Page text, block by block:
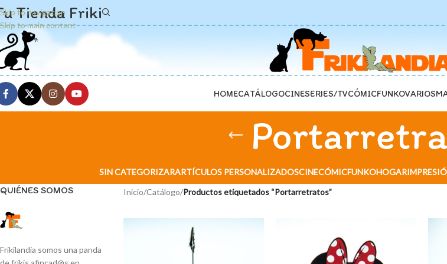
Skip to navigation
Skip to main content
Tienda Friki
HOMECATÁLOGOCINESERIES/TVCÓMICFUNKOVARIOS
SIN CATEGORIZARARTÍCULOS PERSONALIZADOSCINECÓMICFUNKOHOGAR
QUIÉNES SOMOS
Frikilandia somos una panda
Inicio/Catálogo/Productos etiquetados “Portarretratos”